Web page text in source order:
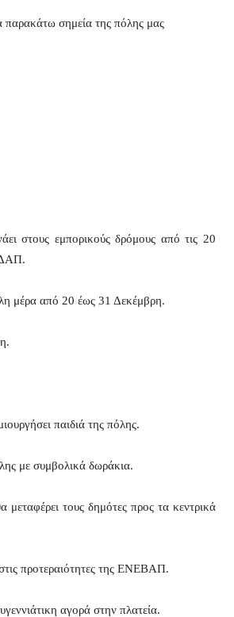
παρακάτω σημεία της πόλης μας
στους εμπορικούς δρόμους από τις 20
μέρα από 20 έως 31 Δεκέμβρη.
παιδιά της πόλης.
με συμβολικά δωράκια.
τους δημότες προς τα κεντρικά
προτεραιότητες της ΕΝΕΒΑΠ.
αγορά στην πλατεία.